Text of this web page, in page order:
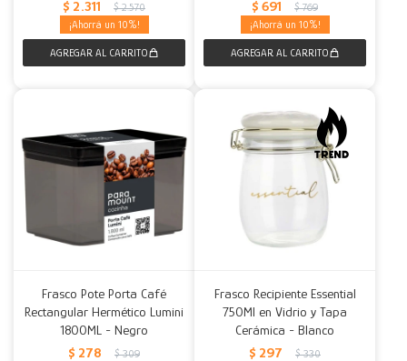
$ 2.311 $ 2.570
10
$ 691 $ 769
10
Frasco Pote Porta Café
Rectangular Hermético Lumini
1800ML - Negro
$ 278 $ 309
Frasco Recipiente Essential
750Ml en Vidrio y Tapa
Cerámica - Blanco
$ 297 $ 330